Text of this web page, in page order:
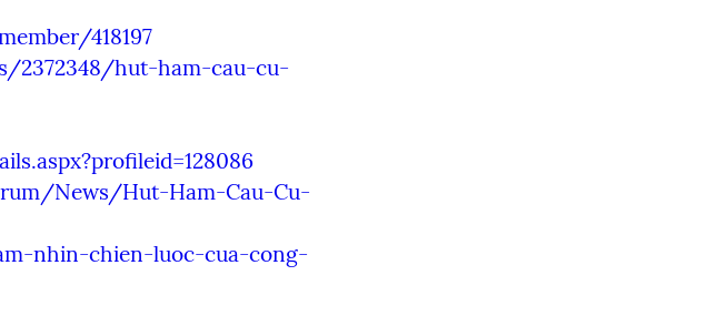
418197
2372348/hut-ham-cau-cu-
News/Hut-Ham-Cau-Cu-
nhin-chien-luoc-cua-cong-